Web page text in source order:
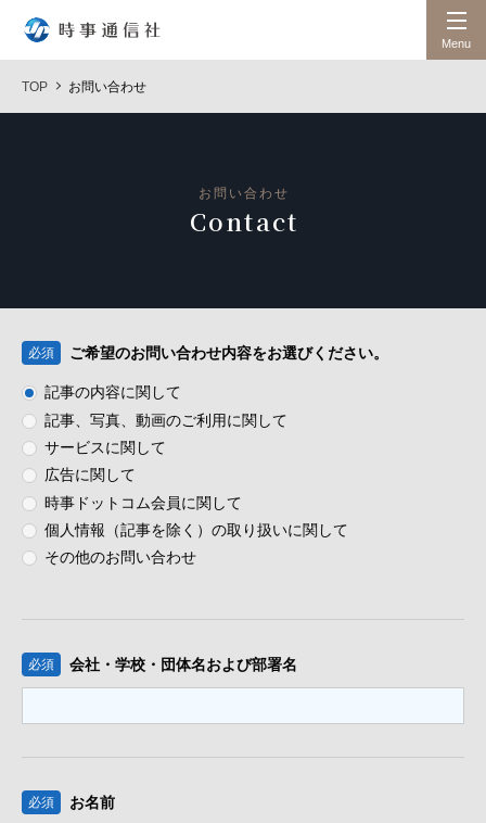
Menu
TOP お問い合わせ
お問い合わせ
Contact
必須 ご希望のお問い合わせ内容をお選びください。
記事の内容に関して
記事、写真、動画のご利用に関して
サービスに関して
広告に関して
時事ドットコム会員に関して
個人情報（記事を除く）の取り扱いに関して
その他のお問い合わせ
必須 会社・学校・団体名および部署名
必須 お名前